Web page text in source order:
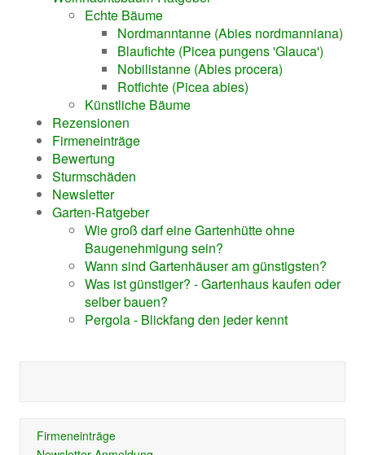
Echte Bäume
Nordmanntanne (Abies nordmanniana)
Blaufichte (Picea pungens 'Glauca')
Nobilistanne (Abies procera)
Rotfichte (Picea abies)
Künstliche Bäume
Rezensionen
Firmeneinträge
Bewertung
Sturmschäden
Newsletter
Garten-Ratgeber
Wie groß darf eine Gartenhütte ohne
Baugenehmigung sein?
Wann sind Gartenhäuser am günstigsten?
Was ist günstiger? - Gartenhaus kaufen oder
selber bauen?
Pergola - Blickfang den jeder kennt
Firmeneinträge